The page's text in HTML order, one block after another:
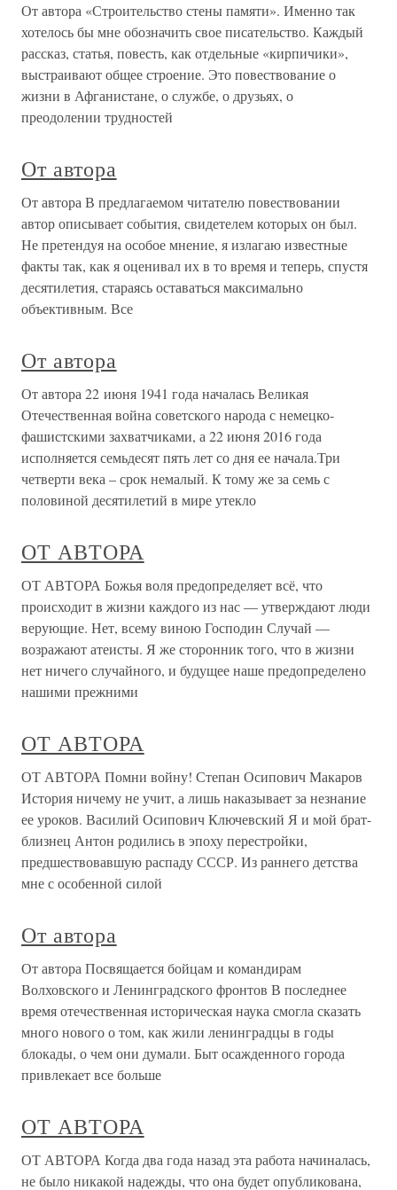
От автора «Строительство стены памяти». Именно так
хотелось бы мне обозначить свое писательство. Каждый
рассказ, статья, повесть, как отдельные «кирпичики»,
выстраивают общее строение. Это повествование о
жизни в Афганистане, о службе, о друзьях, о
преодолении трудностей
От автора
От автора В предлагаемом читателю повествовании
автор описывает события, свидетелем которых он был.
Не претендуя на особое мнение, я излагаю известные
факты так, как я оценивал их в то время и теперь, спустя
десятилетия, стараясь оставаться максимально
объективным. Все
От автора
От автора 22 июня 1941 года началась Великая
Отечественная война советского народа с немецко-
фашистскими захватчиками, а 22 июня 2016 года
исполняется семьдесят пять лет со дня ее начала.Три
четверти века – срок немалый. К тому же за семь с
половиной десятилетий в мире утекло
ОТ АВТОРА
ОТ АВТОРА Божья воля предопределяет всё, что
происходит в жизни каждого из нас — утверждают люди
верующие. Нет, всему виною Господин Случай —
возражают атеисты. Я же сторонник того, что в жизни
нет ничего случайного, и будущее наше предопределено
нашими прежними
ОТ АВТОРА
ОТ АВТОРА Помни войну! Степан Осипович Макаров
История ничему не учит, а лишь наказывает за незнание
ее уроков. Василий Осипович Ключевский Я и мой брат-
близнец Антон родились в эпоху перестройки,
предшествовавшую распаду СССР. Из раннего детства
мне с особенной силой
От автора
От автора Посвящается бойцам и командирам
Волховского и Ленинградского фронтов В последнее
время отечественная историческая наука смогла сказать
много нового о том, как жили ленинградцы в годы
блокады, о чем они думали. Быт осажденного города
привлекает все больше
ОТ АВТОРА
ОТ АВТОРА Когда два года назад эта работа начиналась,
не было никакой надежды, что она будет опубликована,